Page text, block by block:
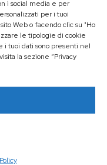
i social media e per
per i tuoi
Web o facendo clic su "Ho
le tipologie di cookie
i tuoi dati sono presenti nel
la sezione “Privacy
di
Elaborazione
Sales &